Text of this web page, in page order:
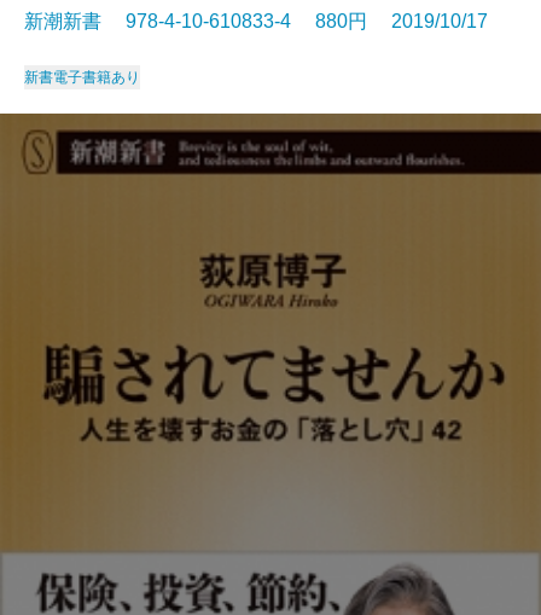
新潮新書 978-4-10-610833-4 880円 2019/10/17
新書電子書籍あり